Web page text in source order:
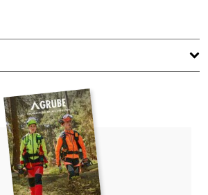
socks.de
Produkttyp
Trekkingsocken
Oberstoff
90% Wolle
7% Polyamid
3% Elasthan